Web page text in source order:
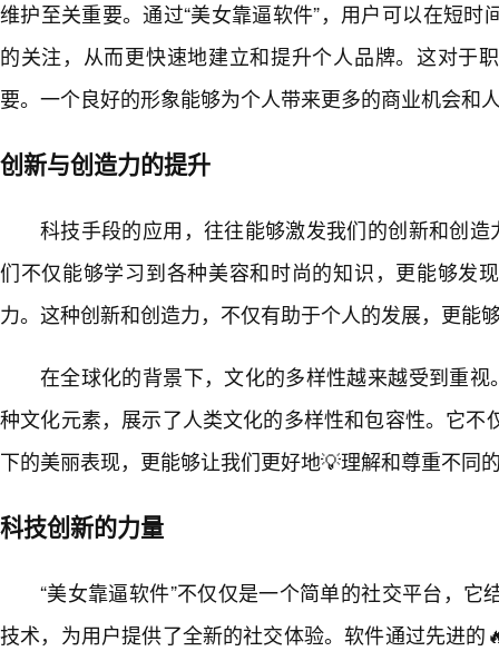
维护至关重要。通过“美女靠逼软件”，用户可以在短时
的关注，从而更快速地建立和提升个人品牌。这对于
要。一个良好的形象能够为个人带来更多的商业机会和
创新与创造力的提升
科技手段的应用，往往能够激发我们的创新和创造
们不仅能够学习到各种美容和时尚的知识，更能够发
力。这种创新和创造力，不仅有助于个人的发展，更能
在全球化的背景下，文化的多样性越来越受到重视
种文化元素，展示了人类文化的多样性和包容性。它不
下的美丽表现，更能够让我们更好地💡理解和尊重不同
科技创新的力量
“美女靠逼软件”不仅仅是一个简单的社交平台，它
技术，为用户提供了全新的社交体验。软件通过先进的